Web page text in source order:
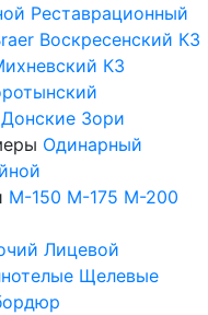
Реставрационный
Воскресенский КЗ
КЗ
Донские Зори
Одинарный
М-150 М-175 М-200
Лицевой
Щелевые